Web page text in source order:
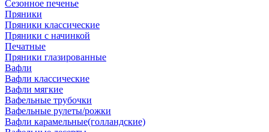
Сезонное печенье
Пряники
Пряники классические
Пряники с начинкой
Печатные
Пряники глазированные
Вафли
Вафли классические
Вафли мягкие
Вафельные трубочки
Вафельные рулеты/рожки
Вафли карамельные(голландские)